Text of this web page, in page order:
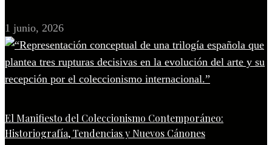
1 junio, 2026
El Manifiesto del Coleccionismo Contemporáneo:
Historiografía, Tendencias y Nuevos Cánones